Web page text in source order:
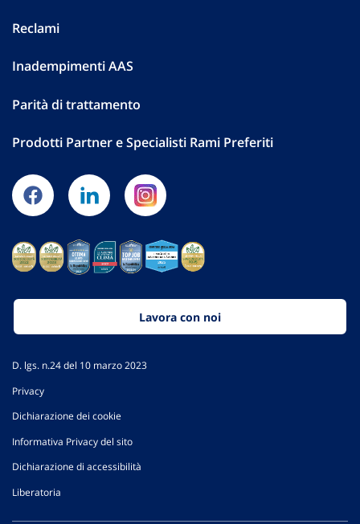
Reclami
Inadempimenti AAS
Parità di trattamento
Prodotti Partner e Specialisti Rami Preferiti
Lavora con noi
D. lgs. n.24 del 10 marzo 2023
Privacy
Dichiarazione dei cookie
Informativa Privacy del sito
Dichiarazione di accessibilità
Liberatoria